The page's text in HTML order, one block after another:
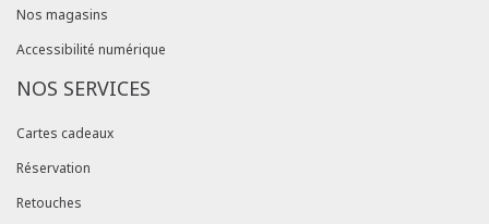
Nos magasins
Accessibilité numérique
NOS SERVICES
Cartes cadeaux
Réservation
Retouches